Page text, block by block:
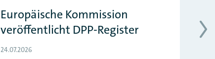
Europäische Kommission
veröffentlicht DPP-Register
24.07.2026